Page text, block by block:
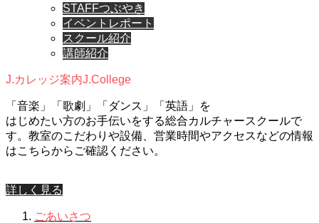
STAFFつぶやき
イベントレポート
スクール紹介
講師紹介
J.カレッジ案内J.College
「音楽」「歌劇」「ダンス」「英語」を
はじめたい方のお手伝いをする総合カルチャースクールで
す。教室のこだわりや設備、営業時間やアクセスなどの情報
はこちらからご確認ください。
詳しく見る
ごあいさつ